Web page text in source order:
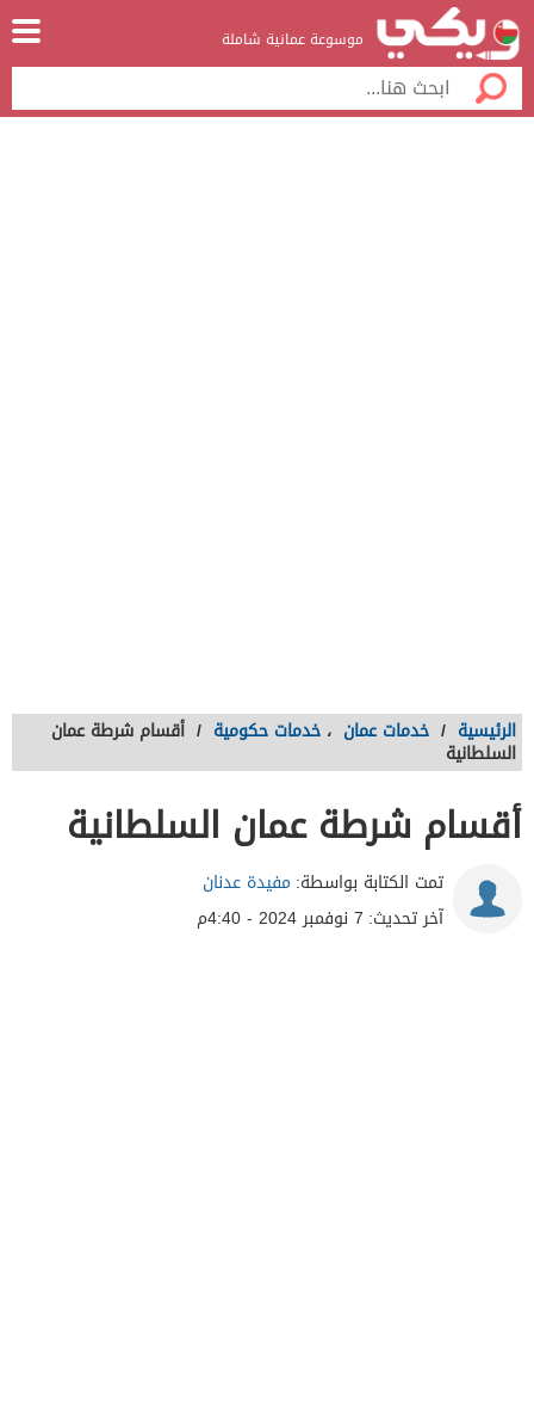
موسوعة عمانية شاملة
الرئيسية / خدمات عمان ، خدمات حكومية / أقسام شرطة عمان
السلطانية
أقسام شرطة عمان السلطانية
تمت الكتابة بواسطة: مفيدة عدنان
آخر تحديث: 7 نوفمبر 2024 - 4:40م